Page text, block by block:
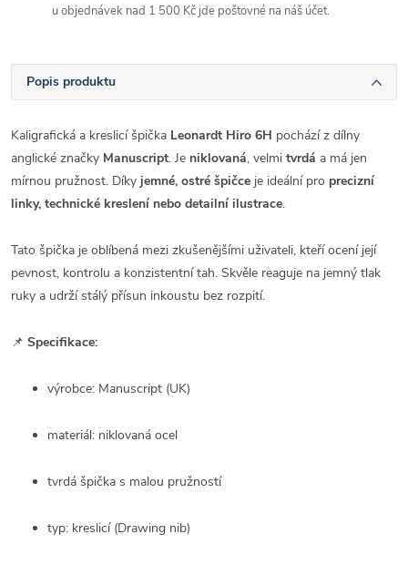
u objednávek nad 1 500 Kč jde poštovné na náš účet.
Popis produktu
Kaligrafická a kreslicí špička Leonardt Hiro 6H pochází z dílny
anglické značky Manuscript. Je niklovaná, velmi tvrdá a má jen
mírnou pružnost. Díky jemné, ostré špičce je ideální pro precizní
linky, technické kreslení nebo detailní ilustrace.
Tato špička je oblíbená mezi zkušenějšími uživateli, kteří ocení její
pevnost, kontrolu a konzistentní tah. Skvěle reaguje na jemný tlak
ruky a udrží stálý přísun inkoustu bez rozpití.
📌 Specifikace:
výrobce: Manuscript (UK)
materiál: niklovaná ocel
tvrdá špička s malou pružností
typ: kreslicí (Drawing nib)